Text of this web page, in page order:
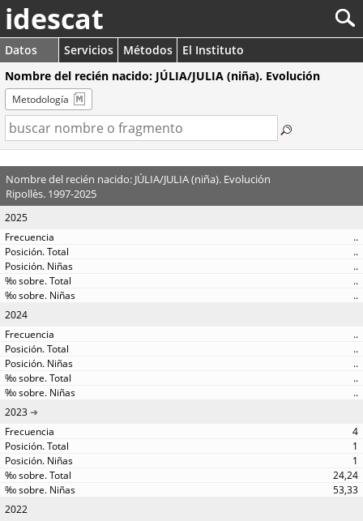
idescat
Datos Servicios Métodos
El Instituto
Nombre del recién nacido: JÚLIA/JULIA (niña). Evolución
Metodología
Nombre del recién nacido: JÚLIA/JULIA (niña). Evolución
Ripollès. 1997-2025
2025
..
..
..
..
..
2024
..
..
..
..
..
2023
4
1
1
24,24
53,33
2022